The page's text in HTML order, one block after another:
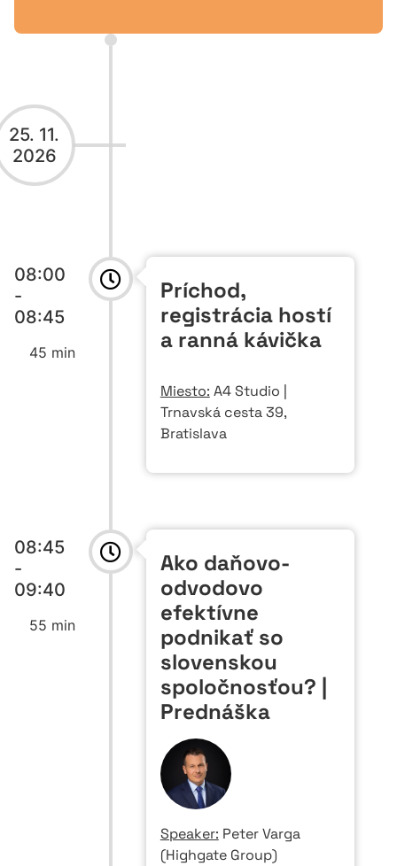
25. 11.
2026
08:00
-
08:45
45 min
Príchod,
registrácia hostí
a ranná kávička
Miesto: A4 Studio |
Trnavská cesta 39,
Bratislava
08:45
-
09:40
55 min
Ako daňovo-
odvodovo
efektívne
podnikať so
slovenskou
spoločnosťou? |
Prednáška
Speaker: Peter Varga
(Highgate Group)